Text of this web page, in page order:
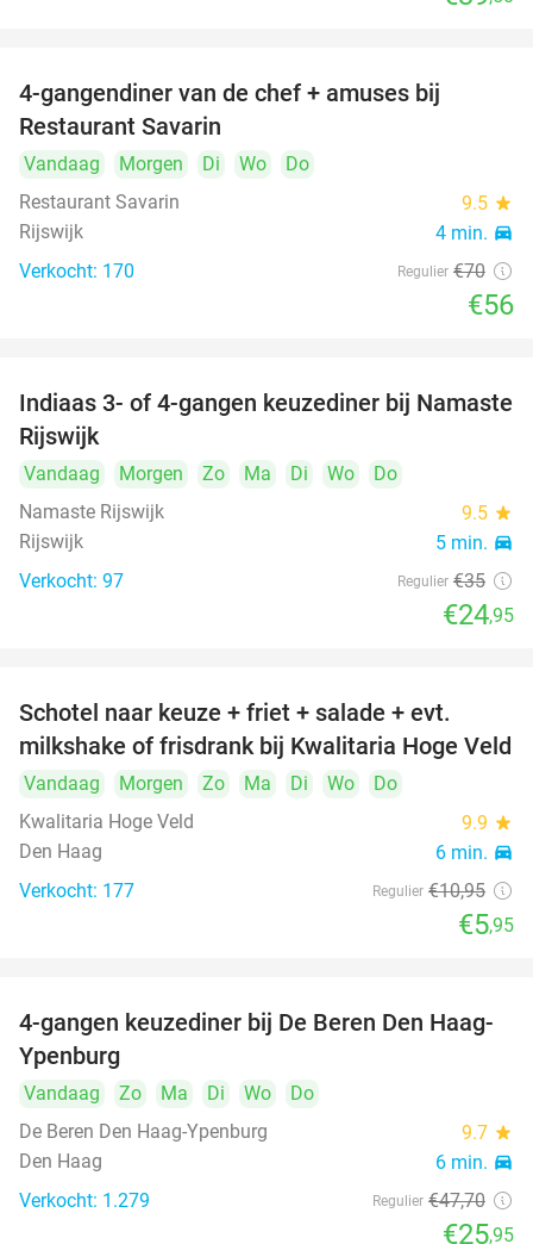
4-gangendiner van de chef + amuses bij
Restaurant Savarin
Vandaag Morgen Di Wo
Do
Restaurant Savarin
9.5 star
Rijswijk 4 min. directions_car
Verkocht: 170 Regulier €70
€56
29%
Indiaas 3- of 4-gangen keuzediner bij Namaste
Rijswijk
Vandaag Morgen Zo Ma Di Wo
Do
Namaste Rijswijk
9.5 star
Rijswijk 5 min. directions_car
Verkocht: 97 Regulier €35
€24,95
Schotel naar keuze + friet + salade + evt.
milkshake of frisdrank bij Kwalitaria Hoge Veld
Vandaag Morgen Zo Ma Di Wo
Do
Kwalitaria Hoge Veld
9.9 star
Den Haag 6 min. directions_car
Verkocht: 177 Regulier €10,95
€5,95
46%
4-gangen keuzediner bij De Beren Den Haag-
Ypenburg
Vandaag Zo Ma Di Wo
Do
De Beren Den Haag-Ypenburg
9.7 star
Den Haag 6 min. directions_car
Verkocht: 1.279 Regulier €47,70
€25,95